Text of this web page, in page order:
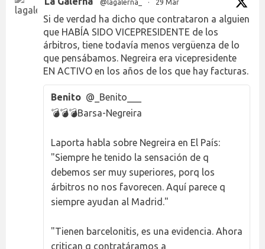
@lagalerna_ · 29 Mar
Si de verdad ha dicho que contrataron a alguien
que HABÍA SIDO VICEPRESIDENTE de los
árbitros, tiene todavía menos vergüenza de lo
que pensábamos. Negreira era vicepresidente
EN ACTIVO en los años de los que hay facturas.
Benito @_Benito___
💣💣💣Barsa-Negreira
Laporta habla sobre Negreira en El País:
"Siempre he tenido la sensación de q
debemos ser muy superiores, porq los
árbitros no nos favorecen. Aquí parece q
siempre ayudan al Madrid."
"Tienen barcelonitis, es una evidencia. Ahora
critican q contratáramos a